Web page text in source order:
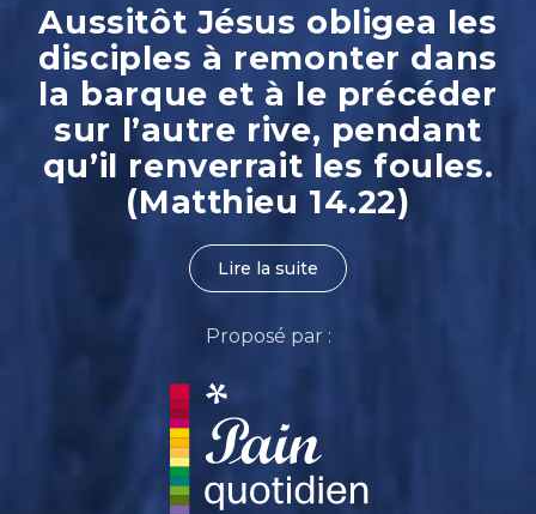
Aussitôt Jésus obligea les
disciples à remonter dans
la barque et à le précéder
sur l’autre rive, pendant
qu’il renverrait les foules.
(Matthieu 14.22)
Lire la suite
Proposé par :